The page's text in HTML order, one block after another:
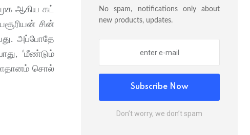
ஆகிய கட்​
சின்​
அப்​போதே
‘மீண்​டும்
சொல்​
No spam, notifications only about
new products, updates.
Subscribe Now
Don’t worry, we don’t spam